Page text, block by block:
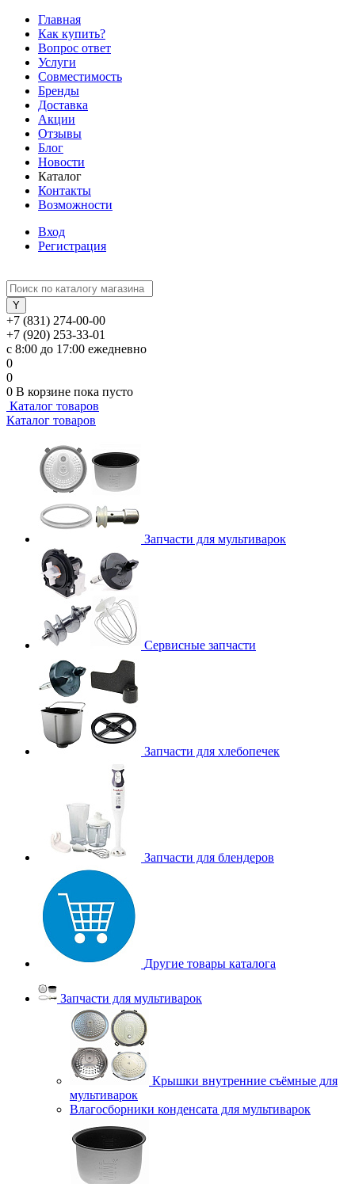
Главная
Как купить?
Вопрос ответ
Услуги
Совместимость
Бренды
Доставка
Акции
Отзывы
Блог
Новости
Каталог
Контакты
Возможности
Вход
Регистрация
+7 (831) 274-00-00
+7 (920) 253-33-01
с 8:00 до 17:00 ежедневно
0
0
0 В корзине пока пусто
Каталог товаров
Каталог товаров
Запчасти для мультиварок
Сервисные запчасти
Запчасти для хлебопечек
Запчасти для блендеров
Другие товары каталога
Запчасти для мультиварок
Крышки внутренние съёмные для
мультиварок
Влагосборники конденсата для мультиварок